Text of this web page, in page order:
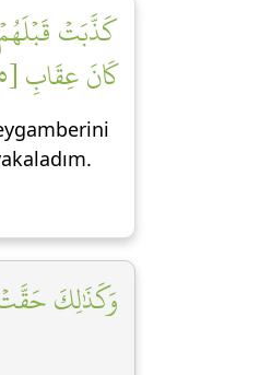
كَذَّبَتۡ
كَانَ عِقَابِ [٥]
وَكَذَٰلِكَ حَقَّتۡ